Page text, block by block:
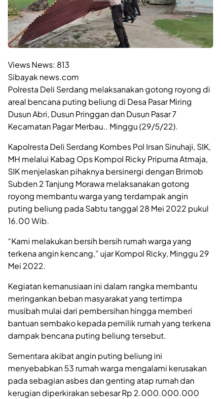
Views News: 813
Sibayak news.com
Polresta Deli Serdang melaksanakan gotong royong di
areal bencana puting beliung di Desa Pasar Miring
Dusun Abri, Dusun Pringgan dan Dusun Pasar 7
Kecamatan Pagar Merbau.. Minggu (29/5/22).
Kapolresta Deli Serdang Kombes Pol Irsan Sinuhaji, SIK,
MH melalui Kabag Ops Kompol Ricky Pripurna Atmaja,
SIK menjelaskan pihaknya bersinergi dengan Brimob
Subden 2 Tanjung Morawa melaksanakan gotong
royong membantu warga yang terdampak angin
puting beliung pada Sabtu tanggal 28 Mei 2022 pukul
16.00 Wib.
“Kami melakukan bersih bersih rumah warga yang
terkena angin kencang,” ujar Kompol Ricky, Minggu 29
Mei 2022.
Kegiatan kemanusiaan ini dalam rangka membantu
meringankan beban masyarakat yang tertimpa
musibah mulai dari pembersihan hingga memberi
bantuan sembako kepada pemilik rumah yang terkena
dampak bencana puting beliung tersebut.
Sementara akibat angin puting beliung ini
menyebabkan 53 rumah warga mengalami kerusakan
pada sebagian asbes dan genting atap rumah dan
kerugian diperkirakan sebesar Rp 2.000.000.000